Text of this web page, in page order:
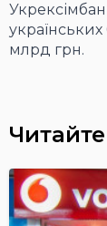
українських
млрд грн.